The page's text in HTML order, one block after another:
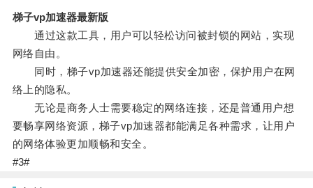
梯子vp加速器最新版
通过这款工具，用户可以轻松访问被封锁的网站，实现
网络自由。
同时，梯子vp加速器还能提供安全加密，保护用户在网
络上的隐私。
无论是商务人士需要稳定的网络连接，还是普通用户想
要畅享网络资源，梯子vp加速器都能满足各种需求，让用户
的网络体验更加顺畅和安全。
#3#